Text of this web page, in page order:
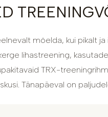
mõelda, kui pikalt
lihastreening,
TRX-
Tänapäeval on